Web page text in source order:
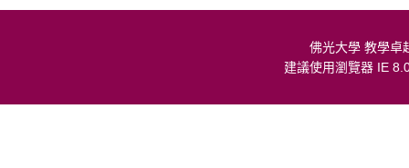
佛光大學 教學
建議使用瀏覽器 IE